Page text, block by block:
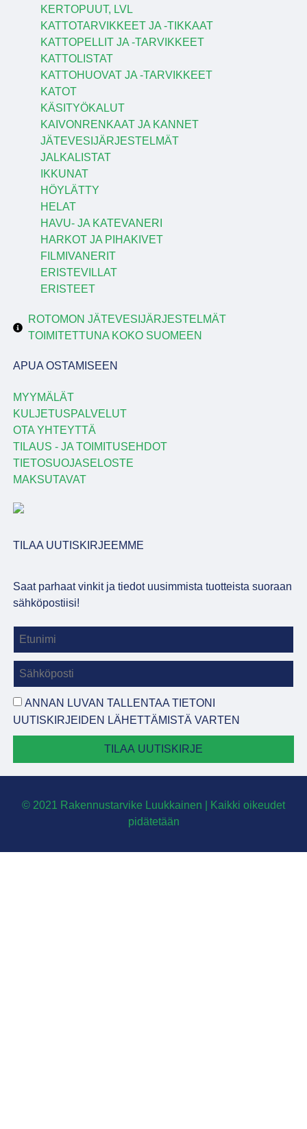
KERTOPUUT, LVL
KATTOTARVIKKEET JA -TIKKAAT
KATTOPELLIT JA -TARVIKKEET
KATTOLISTAT
KATTOHUOVAT JA -TARVIKKEET
KATOT
KÄSITYÖKALUT
KAIVONRENKAAT JA KANNET
JÄTEVESIJÄRJESTELMÄT
JALKALISTAT
IKKUNAT
HÖYLÄTTY
HELAT
HAVU- JA KATEVANERI
HARKOT JA PIHAKIVET
FILMIVANERIT
ERISTEVILLAT
ERISTEET
ROTOMON JÄTEVESIJÄRJESTELMÄT
TOIMITETTUNA KOKO SUOMEEN
APUA OSTAMISEEN
MYYMÄLÄT
KULJETUSPALVELUT
OTA YHTEYTTÄ
TILAUS - JA TOIMITUSEHDOT
TIETOSUOJASELOSTE
MAKSUTAVAT
TILAA UUTISKIRJEEMME
Saat parhaat vinkit ja tiedot uusimmista tuotteista suoraan
sähköpostiisi!
ANNAN LUVAN TALLENTAA TIETONI
UUTISKIRJEIDEN LÄHETTÄMISTÄ VARTEN
TILAA UUTISKIRJE
© 2021 Rakennustarvike Luukkainen | Kaikki oikeudet
pidätetään